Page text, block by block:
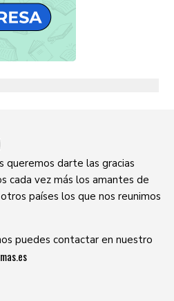
queremos darte las gracias
cada vez más los amantes de
países los que nos reunimos
puedes contactar en nuestro